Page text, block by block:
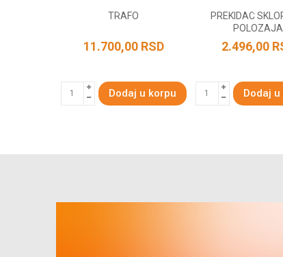
TRAFO
11.700,00 RSD
Dodaj u korpu
PREKIDAC
POLOZAJA
2.496,00
Dodaj